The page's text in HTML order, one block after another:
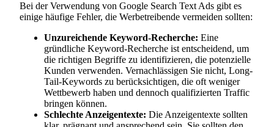
Bei der Verwendung von Google Search Text Ads gibt es
einige häufige Fehler, die Werbetreibende vermeiden sollten:
Unzureichende Keyword-Recherche: Eine
gründliche Keyword-Recherche ist entscheidend, um
die richtigen Begriffe zu identifizieren, die potenzielle
Kunden verwenden. Vernachlässigen Sie nicht, Long-
Tail-Keywords zu berücksichtigen, die oft weniger
Wettbewerb haben und dennoch qualifizierten Traffic
bringen können.
Schlechte Anzeigentexte: Die Anzeigentexte sollten